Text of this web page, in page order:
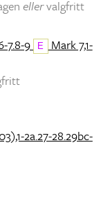
ellervalgfritt
7.8-9 E Mark 7,1-
2a.27-28.29bc-